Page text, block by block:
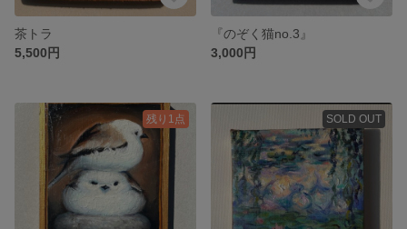
茶トラ
5,500円
『のぞく猫no.3』
3,000円
残り1点 SOLD OUT